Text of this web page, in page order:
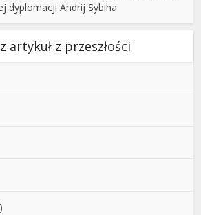
dyplomacji Andrij Sybiha.
artykuł z przeszłości